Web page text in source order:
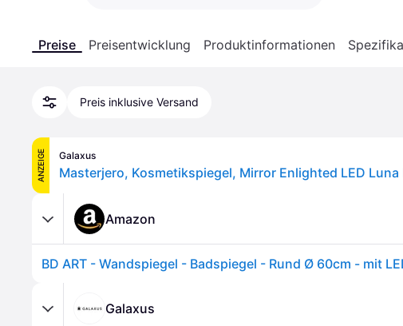
Preise Preisentwicklung Produktinformationen
Preis inklusive Versand
ANZEIGE Galaxus
Amazon
Galaxus